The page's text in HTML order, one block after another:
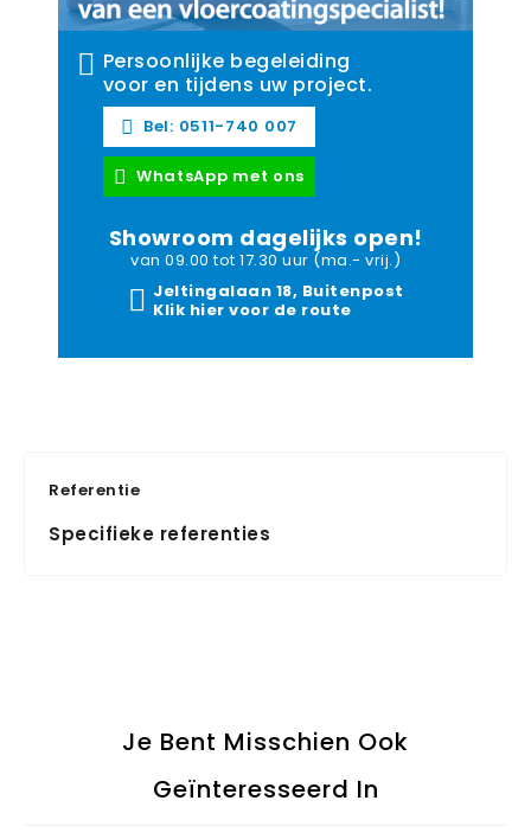
Persoonlijke begeleiding
voor en tijdens uw project.
Bel: 0511-740 007
WhatsApp met ons
Showroom dagelijks open!
van 09.00 tot 17.30 uur (ma.- vrij.)
Jeltingalaan 18, Buitenpost
Klik hier voor de route
Referentie
Specifieke referenties
Je Bent Misschien Ook
Geïnteresseerd In